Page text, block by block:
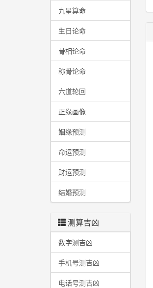
九星算命
生日论命
骨相论命
称骨论命
六道轮回
正缘画像
姻缘预测
命运预测
财运预测
结婚预测
测算吉凶
数字测吉凶
手机号测吉凶
电话号测吉凶